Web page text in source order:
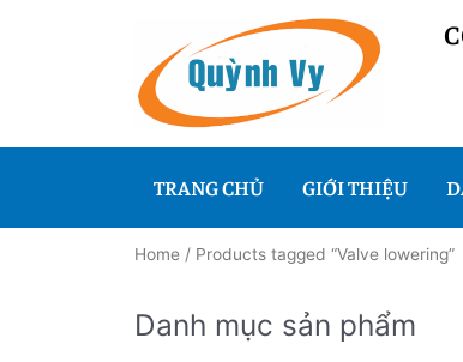
TRANG CHỦ GIỚI THIỆU
Home / Products tagged “Valve lowering”
Danh mục sản phẩm